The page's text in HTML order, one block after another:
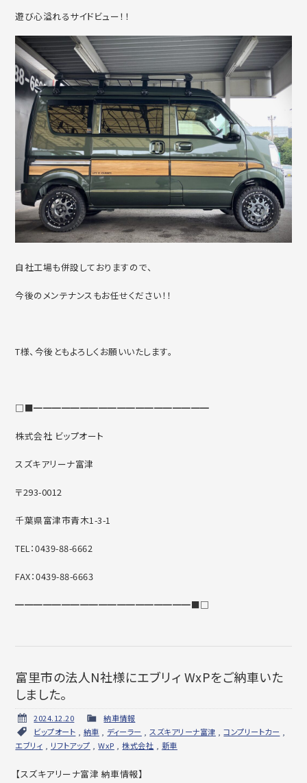
遊び心溢れるサイドビュー！！
自社工場も併設しておりますので、
今後のメンテナンスもお任せください！！
T様、今後ともよろしくお願いいたします。
□■━━━━━━━━━━━━━━━━━━━
株式会社 ビップオート
スズキアリーナ富津
〒293-0012
千葉県富津市青木1-3-1
TEL：0439-88-6662
FAX：0439-88-6663
━━━━━━━━━━━━━━━━━━━■□
富里市の法人N社様にエブリィ WxPをご納車いた
しました。
2024.12.20
納車情報
ビップオート , 納車 , ディーラー ,スズキアリーナ富津 ,コンプリートカー ,
エブリィ , リフトアップ ,WxP ,株式会社 , 新車
【スズキアリーナ富津 納車情報】